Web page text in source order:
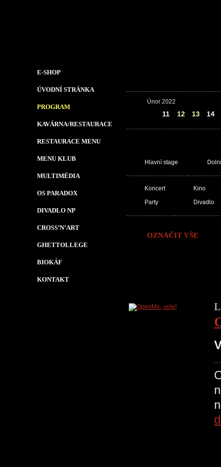
E-SHOP
ÚVODNÍ STRÁNKA
PROGRAM
KAVÁRNA/RESTAURACE
RESTAURACE MENU
MENU KLUB
MULTIMÉDIA
OS PARADOX
DIVADLO NP
CROSS’N’ART
GHETTOLLEGE
BIOKÁF
KONTAKT
Únor 2022
11 12 13 14
Hlavní stage
Koncert
Party
Kino
Divadlo
OZNAČIT VŠE